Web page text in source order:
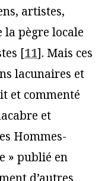
artistes,
la pègre locale
[11]. Mais ces
lacunaires et
et commenté
et
Hommes-
» publié en